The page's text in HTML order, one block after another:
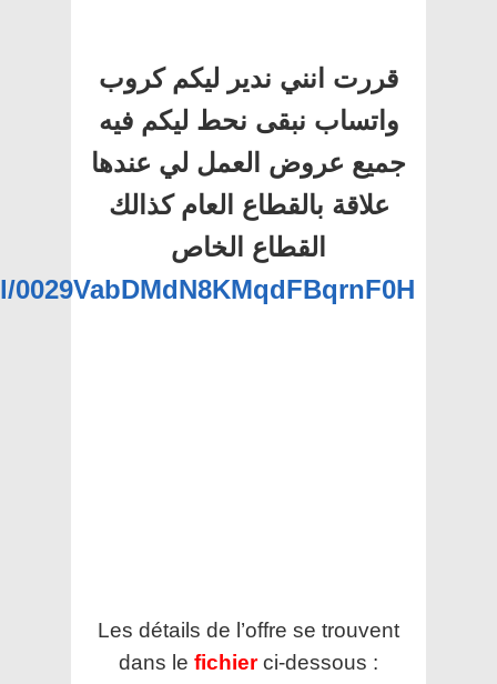
قررت انني ندير ليكم كروب
واتساب نبقى نحط ليكم فيه
جميع عروض العمل لي عندها
علاقة بالقطاع العام كذالك
القطاع الخاص
Les détails de l’offre se trouvent
dans le fichier ci-dessous :